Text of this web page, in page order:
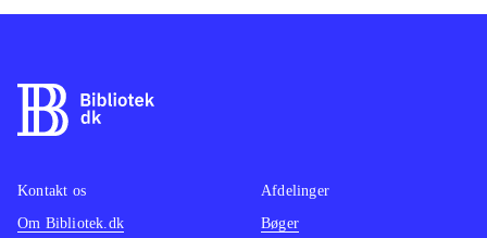
Kontakt os
Om Bibliotek.dk
Afdelinger
Bøger